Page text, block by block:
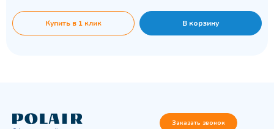
Купить в 1 клик В корзину
Заказать звонок